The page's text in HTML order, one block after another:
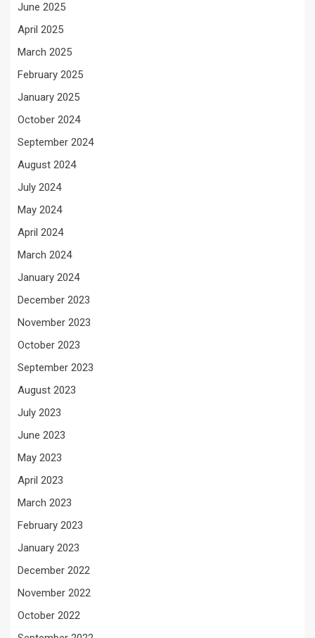
June 2025
April 2025
March 2025
February 2025
January 2025
October 2024
September 2024
August 2024
July 2024
May 2024
April 2024
March 2024
January 2024
December 2023
November 2023
October 2023
September 2023
August 2023
July 2023
June 2023
May 2023
April 2023
March 2023
February 2023
January 2023
December 2022
November 2022
October 2022